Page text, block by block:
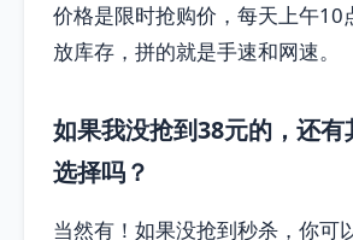
价格是限时抢购价，每天上午10
放库存，拼的就是手速和网速。
如果我没抢到38元的，还有
选择吗？
当然有！如果没抢到秒杀，你可